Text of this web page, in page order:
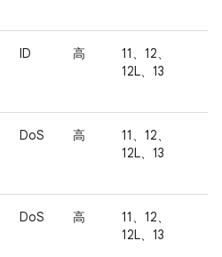
ID 高
11、12、
12L、13
DoS 高
11、12、
12L、13
DoS 高
11、12、
12L、13